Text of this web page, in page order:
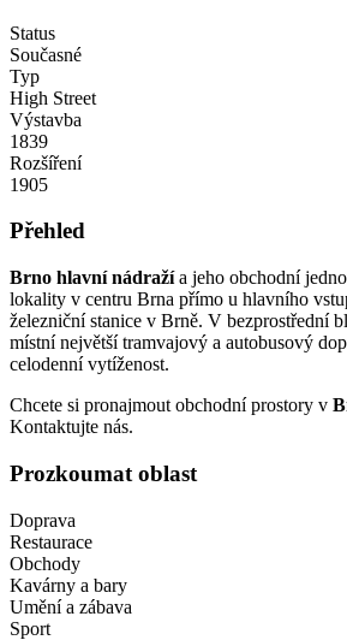
Status
Současné
Typ
High Street
Výstavba
1839
Rozšíření
1905
Přehled
Brno hlavní nádražía jeho obchodní
lokality v centru Brna přímo u hlavního
železniční stanice v Brně. V bezprostřední
místní největší tramvajový a autobusový
celodenní vytíženost.
Chcete si pronajmout obchodní prostory v
Kontaktujte nás.
Prozkoumat oblast
Doprava
Restaurace
Obchody
Kavárny a bary
Umění a zábava
Sport